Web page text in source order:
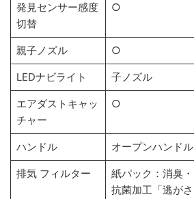
発見センサー感度
切替
○
親子ノズル ○
LEDナビライト 子ノズル
エアダストキャッ
チャー
○
ハンドル オープンハンドル
排気 フィルター
紙パック：消臭・
抗菌加工「逃がさ